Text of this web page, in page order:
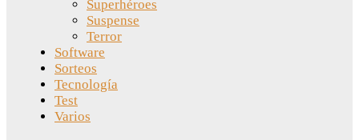
Superhéroes
Suspense
Terror
Software
Sorteos
Tecnología
Test
Varios